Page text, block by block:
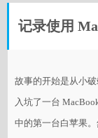
记录使用
故事的开始是从小
入坑了一台
中的第一台白苹果。